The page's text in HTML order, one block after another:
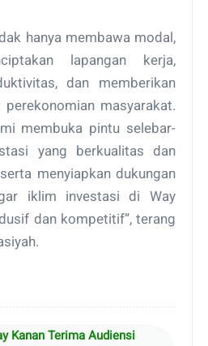
hanya membawa modal,
lapangan kerja,
dan memberikan
masyarakat.
membuka pintu selebar-
yang berkualitas dan
menyiapkan dukungan
iklim investasi di Way
dan kompetitif”, terang
Kanan Terima Audiensi